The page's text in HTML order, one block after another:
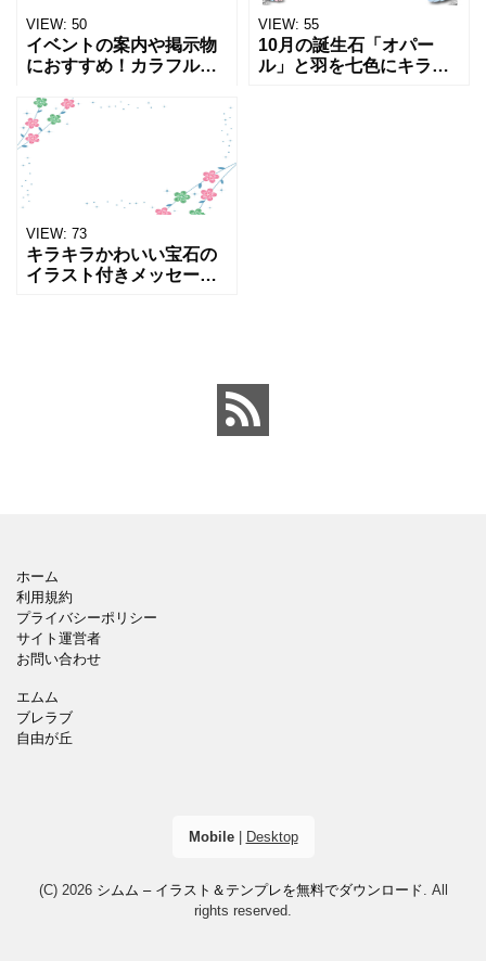
VIEW: 50
イベントの案内や掲示物
におすすめ！カラフル＆
「トルマリン(10月誕生
石)」透過PNGも含まれた
可愛いデザインのフレー
ム素材をダウンロードで
ご
VIEW: 55
10月の誕生石「オパー
ル」と羽を七色にキラキ
VIEW: 73
キラキラかわいい宝石の
イラスト付きメッセージ
ホーム
利用規約
プライバシーポリシー
サイト運営者
お問い合わせ
エムム
ブレラブ
自由が丘
Mobile| Desktop
(C) 2026 シムム – イラスト＆テンプレを無料でダウンロード . All
rights reserved.